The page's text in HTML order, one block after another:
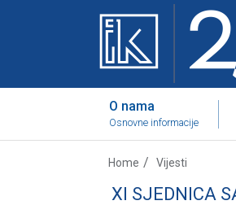
O nama
Osnovne informacije
Home Vijesti
XI SJEDNICA